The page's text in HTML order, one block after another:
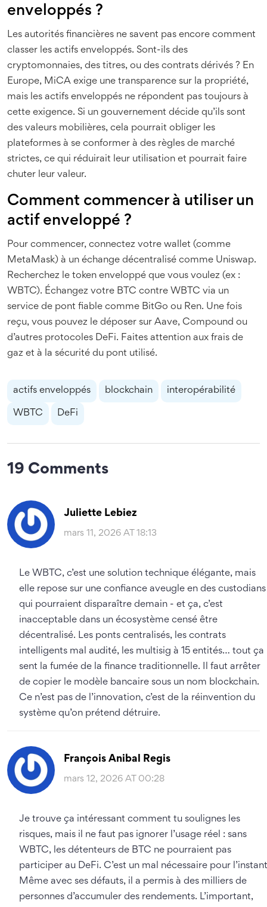
enveloppés ?
Les autorités financières ne savent pas encore comment
classer les actifs enveloppés. Sont-ils des
cryptomonnaies, des titres, ou des contrats dérivés ? En
Europe, MiCA exige une transparence sur la propriété,
mais les actifs enveloppés ne répondent pas toujours à
cette exigence. Si un gouvernement décide qu’ils sont
des valeurs mobilières, cela pourrait obliger les
plateformes à se conformer à des règles de marché
strictes, ce qui réduirait leur utilisation et pourrait faire
chuter leur valeur.
Comment commencer à utiliser un
actif enveloppé ?
Pour commencer, connectez votre wallet (comme
MetaMask) à un échange décentralisé comme Uniswap.
Recherchez le token enveloppé que vous voulez (ex :
WBTC). Échangez votre BTC contre WBTC via un
service de pont fiable comme BitGo ou Ren. Une fois
reçu, vous pouvez le déposer sur Aave, Compound ou
d’autres protocoles DeFi. Faites attention aux frais de
gaz et à la sécurité du pont utilisé.
actifs enveloppés blockchain interopérabilité
WBTC DeFi
19 Comments
Juliette Lebiez
mars 11, 2026 AT 18:13
Le WBTC, c’est une solution technique élégante, mais
elle repose sur une confiance aveugle en des custodians
qui pourraient disparaître demain - et ça, c’est
inacceptable dans un écosystème censé être
décentralisé. Les ponts centralisés, les contrats
intelligents mal audité, les multisig à 15 entités… tout ça
sent la fumée de la finance traditionnelle. Il faut arrêter
de copier le modèle bancaire sous un nom blockchain.
Ce n’est pas de l’innovation, c’est de la réinvention du
système qu’on prétend détruire.
François Anibal Regis
mars 12, 2026 AT 00:28
Je trouve ça intéressant comment tu soulignes les
risques, mais il ne faut pas ignorer l’usage réel : sans
WBTC, les détenteurs de BTC ne pourraient pas
participer au DeFi. C’est un mal nécessaire pour
Même avec ses défauts, il a permis à des milliers de
personnes d’accumuler des rendements. L’important,